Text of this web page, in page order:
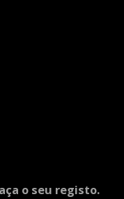
o seu registo.